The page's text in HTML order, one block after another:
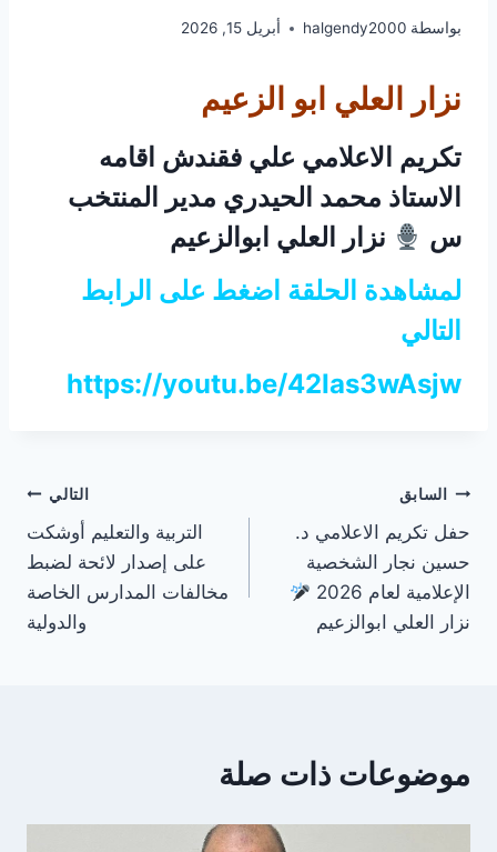
بواسطة halgendy2000 أبريل 15, 2026
نزار العلي ابو الزعيم
تكريم الاعلامي علي فقندش اقامه
الاستاذ محمد الحيدري مدير المنتخب
س
نزار العلي ابوالزعيم
لمشاهدة الحلقة اضغط على الرابط
التالي
https://youtu.be/42Ias3wAsjw
تصفّح
المقالات
السابق
حفل تكريم الاعلامي د.
حسين نجار الشخصية
الإعلامية لعام 2026
نزار العلي ابوالزعيم
التالي
التربية والتعليم أوشكت
على إصدار لائحة لضبط
مخالفات المدارس الخاصة
والدولية
موضوعات ذات صلة